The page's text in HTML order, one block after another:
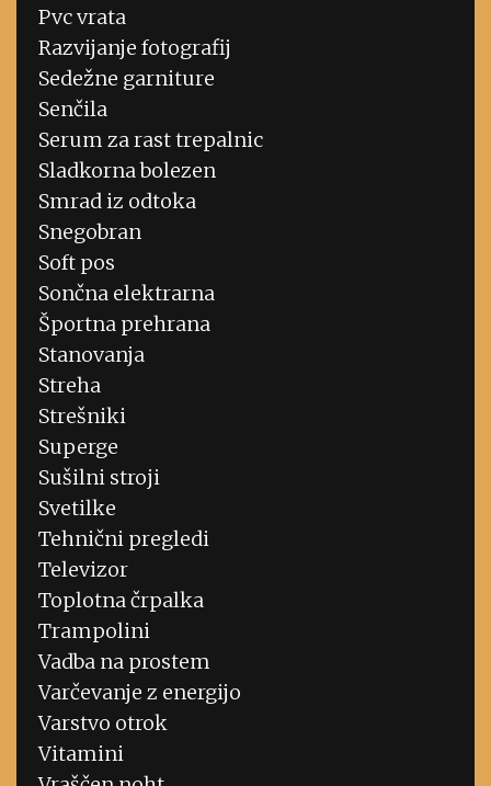
Pvc vrata
Razvijanje fotografij
Sedežne garniture
Senčila
Serum za rast trepalnic
Sladkorna bolezen
Smrad iz odtoka
Snegobran
Soft pos
Sončna elektrarna
Športna prehrana
Stanovanja
Streha
Strešniki
Superge
Sušilni stroji
Svetilke
Tehnični pregledi
Televizor
Toplotna črpalka
Trampolini
Vadba na prostem
Varčevanje z energijo
Varstvo otrok
Vitamini